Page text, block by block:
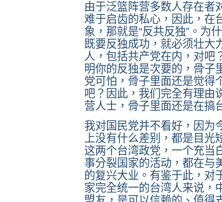
由于泛篮阵营多数人存在者
难于启齿的私心，因此，在
象，那就是“反共反独”。为
既要反独成功，就必须壮大
人，包括共产党在内，对吧
明你的反独是次要的，骨子
党可怕，骨子里面还是觉得
吧？因此，我们完全有理由
营人士，骨子里面还是在搞
我对国民党并不看好，因为
上没有什么差别，都是目光
这两个台湾政党，一个充当
事分裂国家的活动，都在与
的复兴大业。有鉴于此，对
家完全统一的台湾人来说，